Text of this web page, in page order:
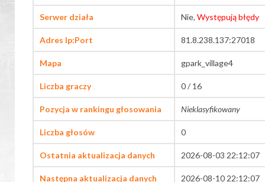
Serwer działa Nie, Występują błędy
Adres Ip:Port 81.8.238.137:27018
Mapa gpark_village4
Liczba graczy 0 / 16
Pozycja w rankingu głosowania Nieklasyfikowany
Liczba głosów 0
Ostatnia aktualizacja danych 2026-08-03 22:12:07
Następna aktualizacja danych 2026-08-10 22:12:07